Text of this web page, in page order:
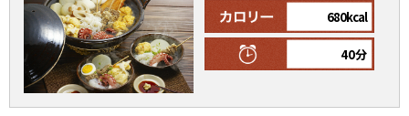
旨さ、別格。だし屋の鍋 韓福善シリーズ
おいしいレシピを商品から探す
かつお節レシピ
かつお節・だしを楽しむ
だしコミュ
- ジョブリターン制
680kcal
40分